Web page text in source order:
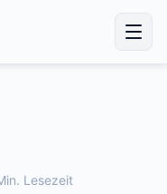
Lesezeit